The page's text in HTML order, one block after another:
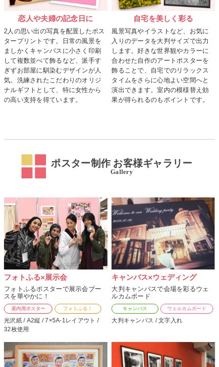
恋人や夫婦の記念日に
2人の思い出の写真を配置したポス
タープリントです。日常の風景を
ましかくキャンバスに小さく印刷
して複数並べて飾るなど、派手す
ぎずお部屋に馴染むデザインが人
気。洗練されたこだわりのオリジ
ナルギフトとして、特に女性から
の高い支持を得ています。
自宅を美しく彩る
風景写真やイラストなど、お気に
入りのデータを大判サイズで出力
します。好きな世界観やカラーに
合わせた自作のアートポスターを
飾ることで、自宅でのリラックス
タイムをさらに心地よい空間へと
演出できます。室内の模様替え効
果が得られるのもポイントです。
ポスター制作 お客様ギャラリー
Gallery
フォトふる×展示会
フォトふるポスターで展示会ブー
スを華やかに！
屋内用ポスター フォトふる！
光沢紙 / A2縦 / 7×5A-1レイアウト /
32枚使用
キャンバス×ウェディング
大判キャンバスで会場を彩るウェ
ルカムボード
キャンバス ウェルカムボード
大判キャンバス / 文字入れ